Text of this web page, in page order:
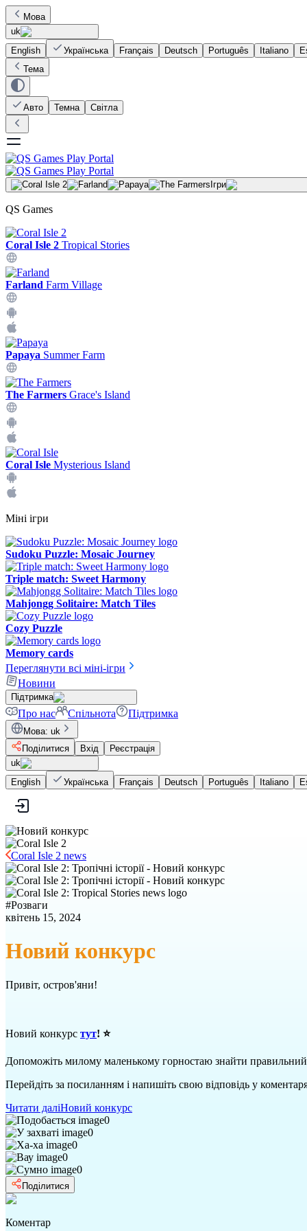
Мова
uk
English
Українська Français Deutsch Português Italiano
Тема
Авто Темна Світла
Ігри
QS Games
Coral Isle 2 Tropical Stories
Farland Farm Village
Papaya Summer Farm
The Farmers Grace's Island
Coral Isle Mysterious Island
Міні ігри
Sudoku Puzzle: Mosaic Journey
Triple match: Sweet Harmony
Mahjongg Solitaire: Match Tiles
Cozy Puzzle
Memory cards
Переглянути всі міні-ігри
Новини
Підтримка
Про нас Спільнота Підтримка
Мова: uk
Поділитися
Вхід
Реєстрація
uk
English
Українська Français Deutsch Português Italiano
Coral Isle 2 news
#Розваги
квітень 15, 2024
Новий конкурс
Привіт, остров'яни!
Новий конкурс тут! ⭐
Допоможіть милому маленькому горностаю знайти
Перейдіть за посиланням і напишіть свою відповідь у
Читати даліНовий конкурс
0
0
0
0
0
Поділитися
Коментар